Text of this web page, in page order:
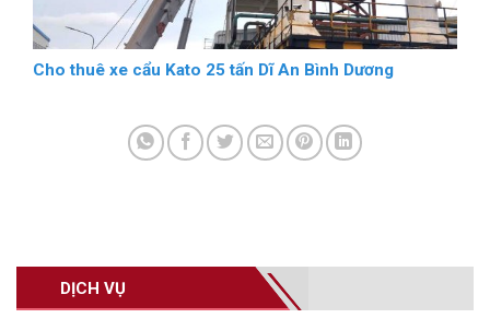
DỊCH VỤ
Cho thuê xe cẩu Kato 25 tấn Dĩ An Bình Dương